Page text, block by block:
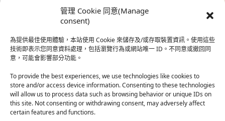
管理 Cookie 同意(Manage
consent)
為提供最佳使用體驗，本站使用 Cookie 來儲存及/或存取裝置資訊。使用這些
技術即表示您同意資料處理，包括瀏覽行為或網站唯一 ID。不同意或撤回同
意，可能會影響部分功能。
To provide the best experiences, we use technologies like cookies to
store and/or access device information. Consenting to these technologies
will allow us to process data such as browsing behavior or unique IDs on
this site. Not consenting or withdrawing consent, may adversely affect
certain features and functions.
熱帶魚·2026-06-22
之前看到網路上有人說灰二自私情勒大家陪他圓夢，但
真…
於『強風吹拂』
珊·2026-06-18